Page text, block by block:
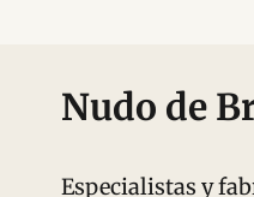
Nudo de
Especialistas y